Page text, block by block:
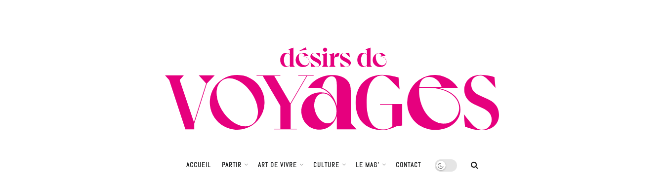
ACCUEIL PARTIR ART DE VIVRE CULTURE LE MAG’ CONTACT